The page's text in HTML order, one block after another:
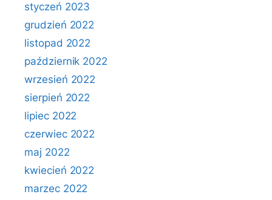
styczeń 2023
grudzień 2022
listopad 2022
październik 2022
wrzesień 2022
sierpień 2022
lipiec 2022
czerwiec 2022
maj 2022
kwiecień 2022
marzec 2022